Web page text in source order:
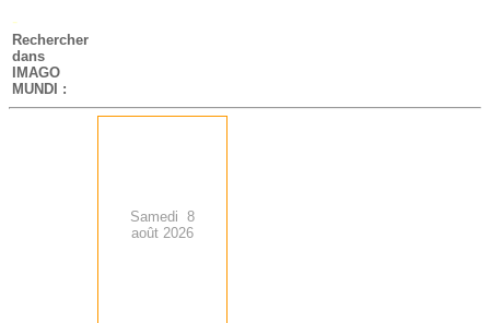
-
Rechercher
dans
IMAGO
MUNDI :
Samedi 8
août 2026